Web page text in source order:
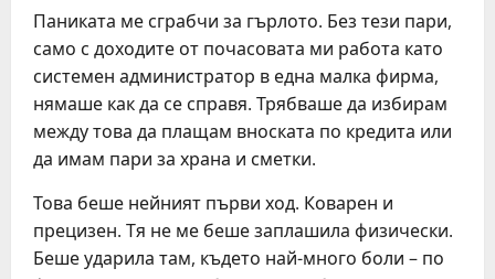
Паниката ме сграбчи за гърлото. Без тези пари,
само с доходите от почасовата ми работа като
системен администратор в една малка фирма,
нямаше как да се справя. Трябваше да избирам
между това да плащам вноската по кредита или
да имам пари за храна и сметки.
Това беше нейният първи ход. Коварен и
прецизен. Тя не ме беше заплашила физически.
Беше ударила там, където най-много боли – по